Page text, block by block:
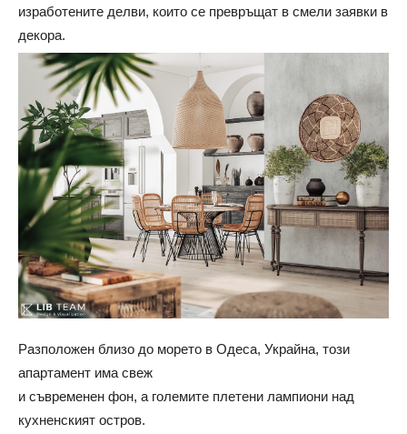
изработените делви, които се превръщат в смели заявки в
декора.
Разположен близо до морето в Одеса, Украйна, този
апартамент има свеж
и съвременен фон, а големите плетени лампиони над
кухненският остров.